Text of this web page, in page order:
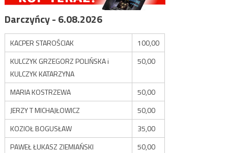
Darczyńcy - 6.08.2026
KACPER STAROŚCIAK
100,00
KULCZYK GRZEGORZ POLIŃSKA i
KULCZYK KATARZYNA
50,00
MARIA KOSTRZEWA
50,00
JERZY T MICHAJŁOWICZ
50,00
KOZIOŁ BOGUSŁAW
35,00
PAWEŁ ŁUKASZ ZIEMIAŃSKI
50,00